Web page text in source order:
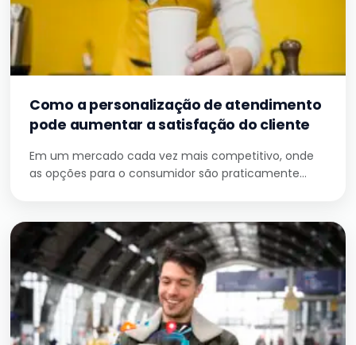
Como a personalização de atendimento
pode aumentar a satisfação do cliente
Em um mercado cada vez mais competitivo, onde
as opções para o consumidor são praticamente…